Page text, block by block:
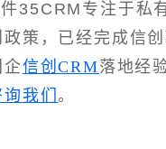
35CRM专注于私
策，已经完成信创
企信创CRM落地经
询我们。